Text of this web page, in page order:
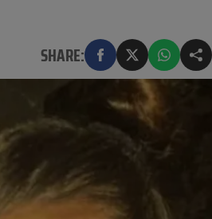
SHARE: